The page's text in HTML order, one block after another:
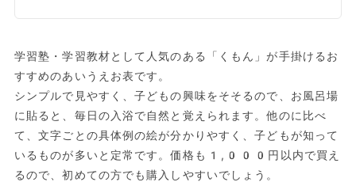
学習塾・学習教材として人気のある「くもん」が手掛けるお
すすめのあいうえお表です。
シンプルで見やすく、子どもの興味をそそるので、お風呂場
に貼ると、毎日の入浴で自然と覚えられます。他のに比べ
て、文字ごとの具体例の絵が分かりやすく、子どもが知って
いるものが多いと定常です。価格も1,000円以内で買え
るので、初めての方でも購入しやすいでしょう。